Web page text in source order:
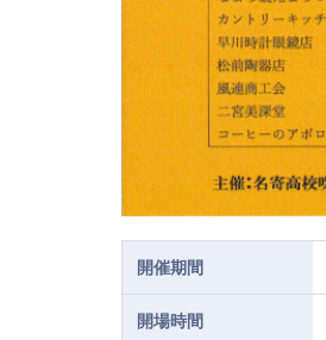
開催期間
開場時間